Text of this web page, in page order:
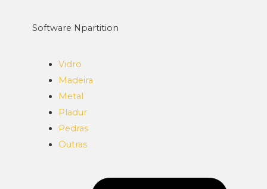
Software Npartition
Vidro
Madeira
Metal
Pladur
Pedras
Outras